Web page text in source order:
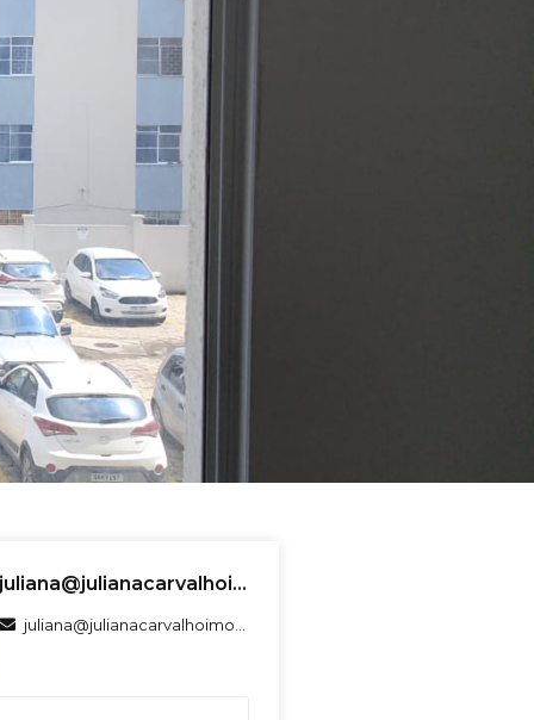
juliana@julianacarvalhoimoveis.com.br
juliana@julianacarvalhoimoveis.com.br